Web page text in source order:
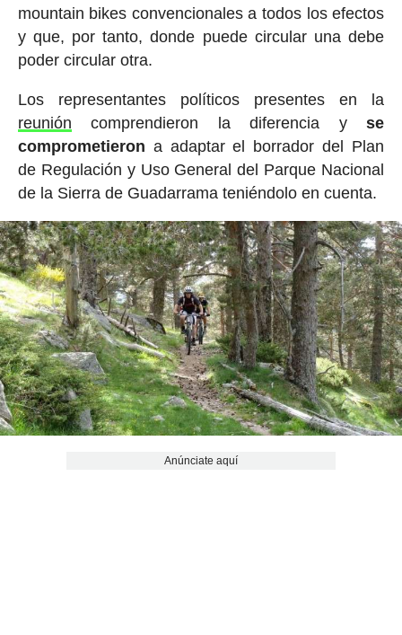
mountain bikes convencionales a todos los efectos
y que, por tanto, donde puede circular una debe
poder circular otra.
Los representantes políticos presentes en la
reunión comprendieron la diferencia yse
comprometieron a adaptar el borrador del Plan
de Regulación y Uso General del Parque Nacional
de la Sierra de Guadarrama teniéndolo en cuenta.
Anúnciate aquí